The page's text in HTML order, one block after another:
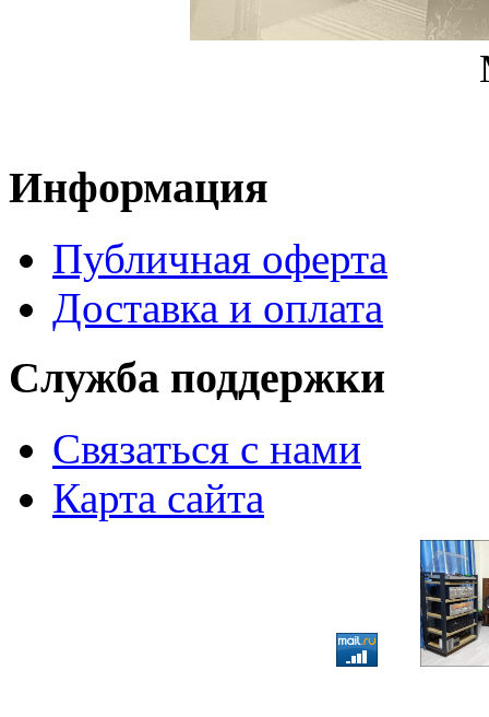
Информация
Публичная оферта
Доставка и оплата
Служба поддержки
Связаться с нами
Карта сайта